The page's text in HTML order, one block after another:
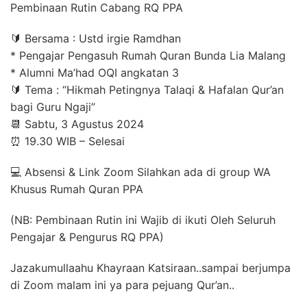
Pembinaan Rutin Cabang RQ PPA
🔰 Bersama : Ustd irgie Ramdhan
* Pengajar Pengasuh Rumah Quran Bunda Lia Malang
* Alumni Ma’had OQI angkatan 3
🔰 Tema : “Hikmah Petingnya Talaqi & Hafalan Qur’an
bagi Guru Ngaji”
📆 Sabtu, 3 Agustus 2024
⏰ 19.30 WIB – Selesai
💻 Absensi & Link Zoom Silahkan ada di group WA
Khusus Rumah Quran PPA
(NB: Pembinaan Rutin ini Wajib di ikuti Oleh Seluruh
Pengajar & Pengurus RQ PPA)
Jazakumullaahu Khayraan Katsiraan..sampai berjumpa
di Zoom malam ini ya para pejuang Qur’an..